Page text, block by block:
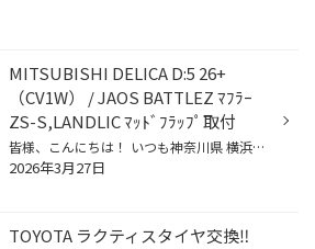
MITSUBISHI DELICA D:5 26+
（CV1W） / JAOS BATTLEZ ﾏﾌﾗｰ
ZS-S,LANDLIC ﾏｯﾄﾞﾌﾗｯﾌﾟ取付
皆様、こんにちは！ いつも神奈川県 横浜市 都筑区 タイヤ館 港北ニュータウン店のWebを御覧の皆様ありがとうございます♪ タイヤ館は、あなたの町の "タイヤ専門店"です。 MITSUBISHI DELICA D:5（CV1W） JAOS BATTLEZ ﾏﾌﾗｰ ZS-S 先日リフトアップ作業を実施した 26年ニューモデル 三菱デリカD:5 欠...
2026年3月27日
TOYOTA ラクティスタイヤ交換‼